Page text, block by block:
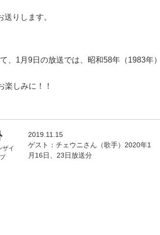
りします。
、1月9日の放送では、昭和58年（1983年
しみに！！
ザイ
2019.11.15
ゲスト：チェウニさん（歌手）2020年1
月16日、23日放送分